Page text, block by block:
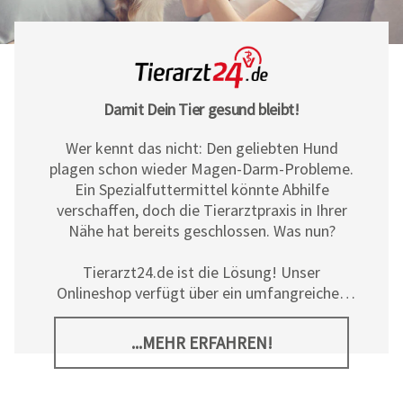
Damit Dein Tier gesund bleibt!
Wer kennt das nicht: Den geliebten Hund
plagen schon wieder Magen-Darm-Probleme.
Ein Spezialfuttermittel könnte Abhilfe
verschaffen, doch die Tierarztpraxis in Ihrer
Nähe hat bereits geschlossen. Was nun?
Tierarzt24.de ist die Lösung! Unser
Onlineshop verfügt über ein umfangreiches
Sortiment an Diät- und
Ergänzungsfuttermitteln, Pflegeprodukten
sowie allerlei tierischem Zubehör für Hunde,
Katzen und Pferde. Neben den hochwertigen
...MEHR ERFAHREN!